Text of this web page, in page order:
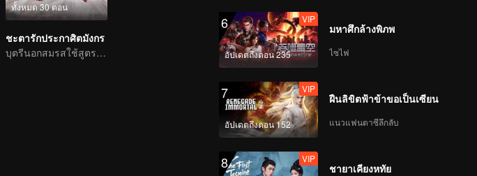
ทั้งหมด 30 ตอน
ชะตารักประกาศิตมังกร
บุตรีนอกสมรสใช้สูตรโกงพลิกชะตา
6
อัปเดตถึงตอน 235
VIP
มหาศึกล้างพิภพ
ไซไฟ
7
อัปเดตถึงตอน 152
VIP
ฝืนลิขิตฟ้าข้าขอเป็นเซียน
แนวแฟนตาซีลึกลับ
8 VIP
ชายาเคียงหทัย